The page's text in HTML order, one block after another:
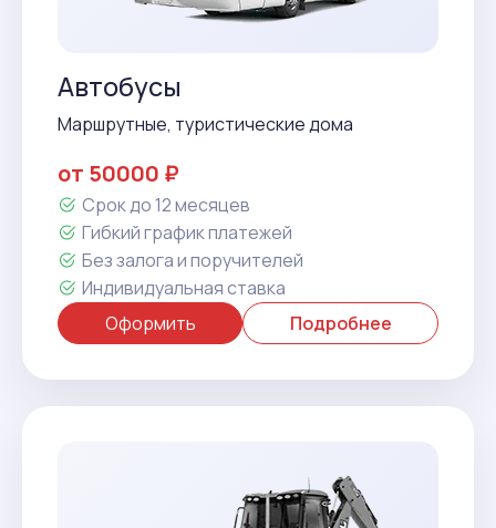
Автобусы
Маршрутные, туристические дома
от 50000 ₽
Срок до 12 месяцев
Гибкий график платежей
Без залога и поручителей
Индивидуальная ставка
Оформить
Подробнее